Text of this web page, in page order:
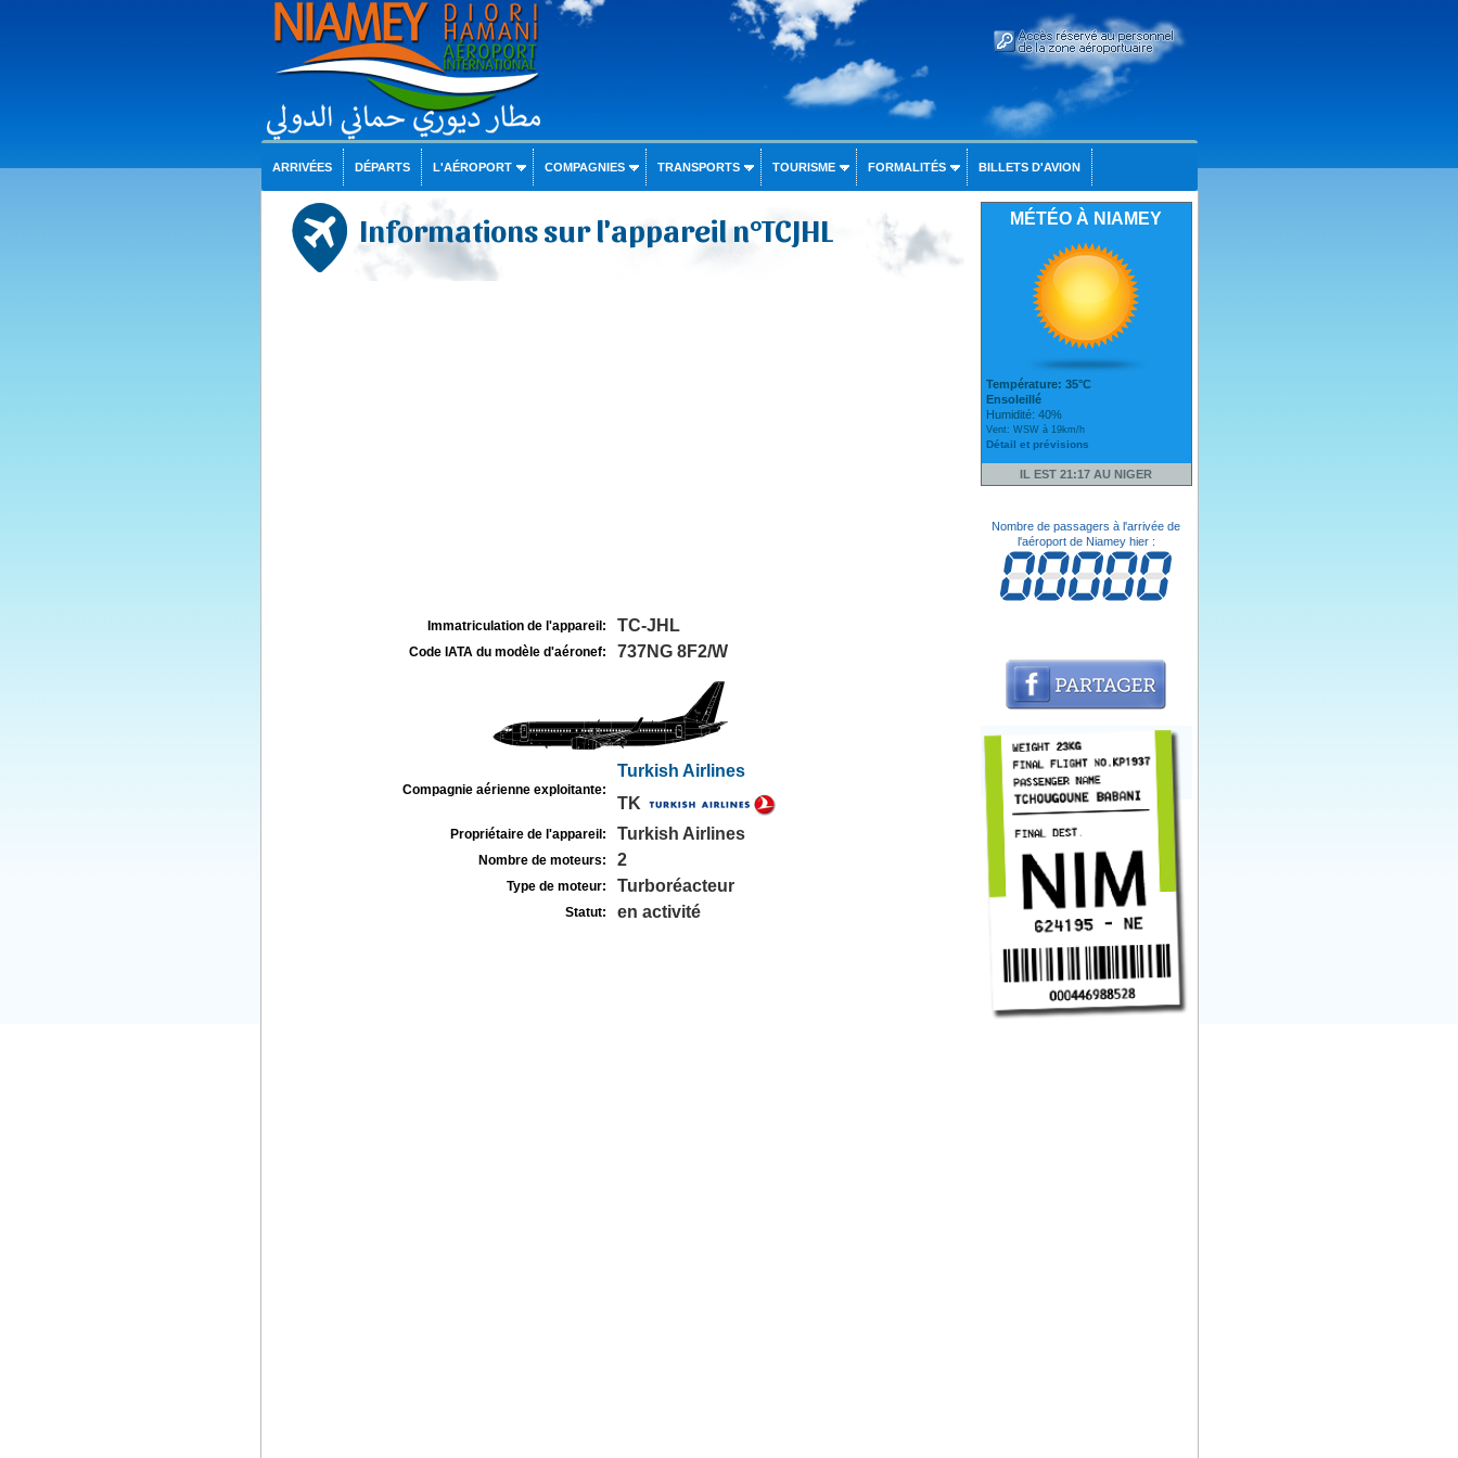
ARRIVÉES DÉPARTS L'AÉROPORT COMPAGNIES TRANSPORTS TOURISME FORMALITÉS BILLETS D'AVION
Informations sur l'appareil n°TCJHL
Immatriculation de l'appareil: TC-JHL
Code IATA du modèle d'aéronef: 737NG 8F2/W
Compagnie aérienne exploitante:
Turkish Airlines
TK
Propriétaire de l'appareil: Turkish Airlines
Nombre de moteurs: 2
Type de moteur: Turboréacteur
Statut: en activité
MÉTÉO À NIAMEY
Température: 35°C
Ensoleillé
Humidité: 40%
Vent: WSW à 19km/h
Détail et prévisions
IL EST 21:17 AU NIGER
Nombre de passagers à l'arrivée de
l'aéroport de Niamey hier :